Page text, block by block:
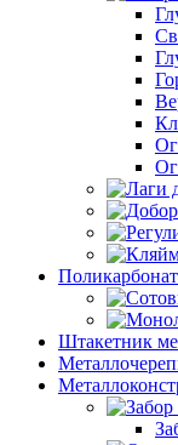
Поликарбонат
Штакетник